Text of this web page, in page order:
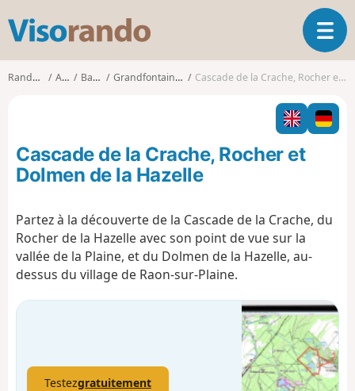
s
o
o
O
u
i
r
l
i
o
n
Randonnées Alsace Bas-Rhin Grandfontaine (Bas-Rhin) Cascade de la Crache, Rocher et Dolmen de la Hazelle
Cascade de la Crache, Rocher et
Dolmen de la Hazelle
Partez à la découverte de la Cascade de la Crache, du
Rocher de la Hazelle avec son point de vue sur la
vallée de la Plaine, et du Dolmen de la Hazelle, au-
dessus du village de Raon-sur-Plaine.
Testezgratuitement